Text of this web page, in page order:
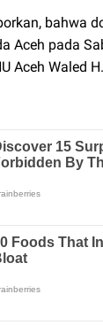
bahwa
Aceh pada
Aceh Waled